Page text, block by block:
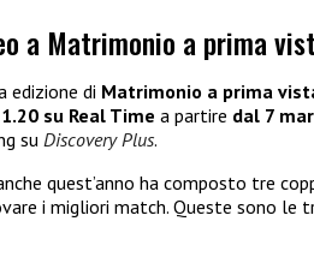
a Matrimonio a prima
edizione di Matrimonio a prima
su Real Time a partire dal 7
su Discovery Plus.
quest’anno ha composto tre
i migliori match. Queste sono le